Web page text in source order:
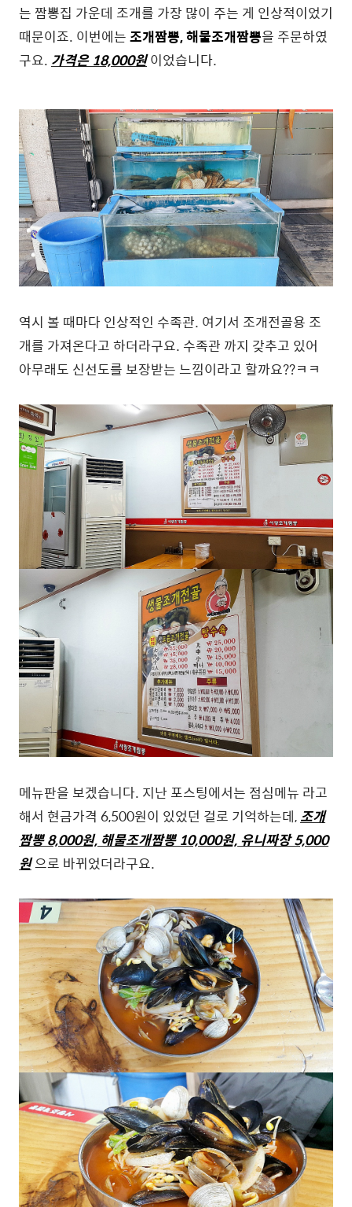
는 짬뽕집 가운데 조개를 가장 많이 주는 게 인상적이었기
때문이죠. 이번에는조개짬뽕, 해물조개짬뽕을 주문하였
구요. 가격은 18,000원이었습니다.
역시 볼 때마다 인상적인 수족관. 여기서 조개전골용 조
개를 가져온다고 하더라구요. 수족관 까지 갖추고 있어
아무래도 신선도를 보장받는 느낌이라고 할까요??ㅋㅋ
메뉴판을 보겠습니다. 지난 포스팅에서는 점심메뉴 라고
해서 현금가격 6,500원이 있었던 걸로 기억하는데,조개
짬뽕 8,000원, 해물조개짬뽕 10,000원, 유니짜장 5,000
원으로 바뀌었더라구요.